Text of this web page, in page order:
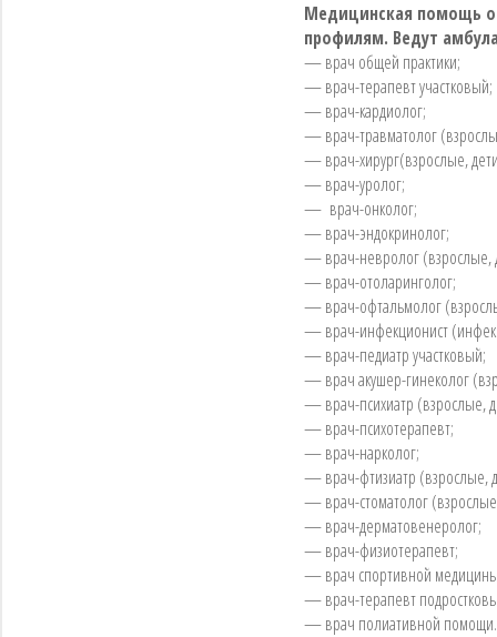
Медицинская помощь
профилям. Ведут
— врач общей практики;
— врач-терапевт участковый;
— врач-кардиолог;
— врач-травматолог
— врач-хирург(взрослые,
— врач-уролог;
— врач-онколог;
— врач-эндокринолог;
— врач-невролог (взрослые,
— врач-отоларинголог;
— врач-офтальмолог
— врач-инфекционист
— врач-педиатр участковый;
— врач акушер-гинеколог
— врач-психиатр (взрослые,
— врач-психотерапевт;
— врач-нарколог;
— врач-фтизиатр (взрослые,
— врач-стоматолог
— врач-дерматовенеролог;
— врач-физиотерапевт;
— врач спортивной
— врач-терапевт
— врач полиативной помощи.